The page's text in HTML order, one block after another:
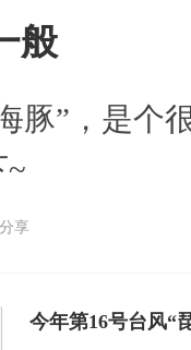
般
豚”，是个
~
分享
今年第16号台风“